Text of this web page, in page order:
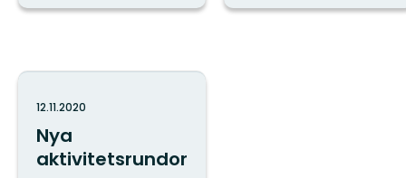
Nya
aktivitetsrundor
12.11.2020